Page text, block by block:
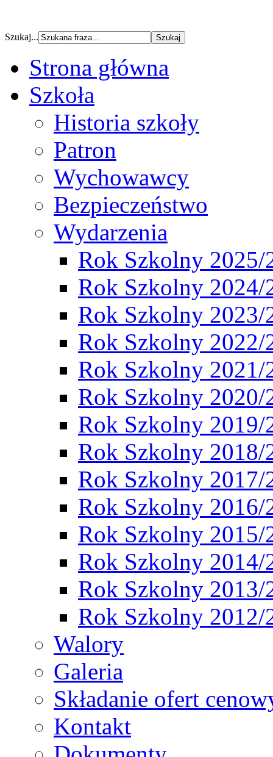
Szukaj...
Strona główna
Szkoła
Historia szkoły
Patron
Wychowawcy
Bezpieczeństwo
Wydarzenia
Rok Szkolny 2025/
Rok Szkolny 2024/
Rok Szkolny 2023/
Rok Szkolny 2022/
Rok Szkolny 2021/
Rok Szkolny 2020/
Rok Szkolny 2019/
Rok Szkolny 2018/
Rok Szkolny 2017/
Rok Szkolny 2016/
Rok Szkolny 2015/
Rok Szkolny 2014/
Rok Szkolny 2013/
Rok Szkolny 2012/
Walory
Galeria
Składanie ofert
Kontakt